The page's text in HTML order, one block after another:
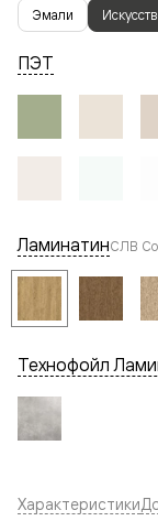
Эмали
ПЭТ
ЛаминатинСЛВ
Технофойл
Характеристики